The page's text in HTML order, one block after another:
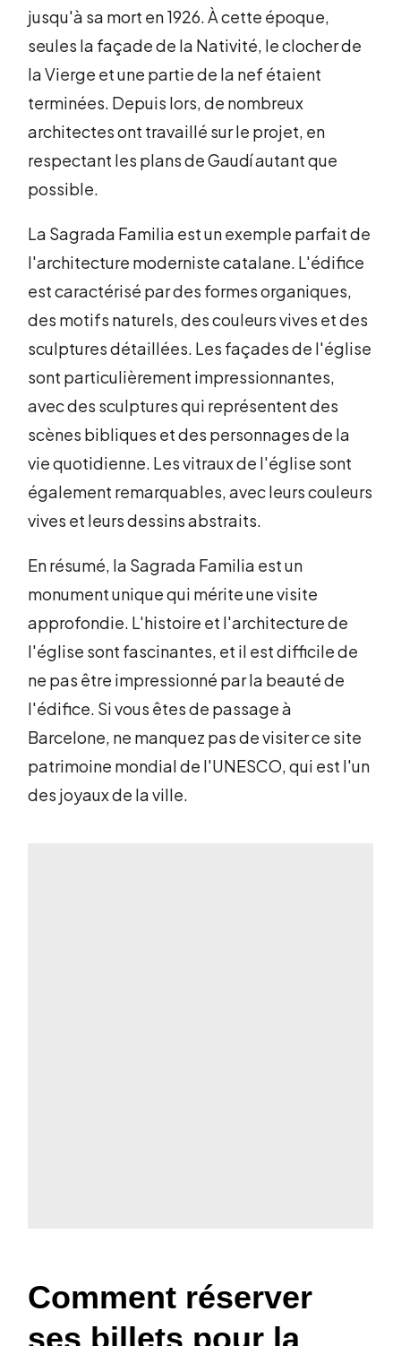
jusqu'à sa mort en 1926. À cette époque,
seules la façade de la Nativité, le clocher de
la Vierge et une partie de la nef étaient
terminées. Depuis lors, de nombreux
architectes ont travaillé sur le projet, en
respectant les plans de Gaudí autant que
possible.
La Sagrada Familia est un exemple parfait de
l'architecture moderniste catalane. L'édifice
est caractérisé par des formes organiques,
des motifs naturels, des couleurs vives et des
sculptures détaillées. Les façades de l'église
sont particulièrement impressionnantes,
avec des sculptures qui représentent des
scènes bibliques et des personnages de la
vie quotidienne. Les vitraux de l'église sont
également remarquables, avec leurs couleurs
vives et leurs dessins abstraits.
En résumé, la Sagrada Familia est un
monument unique qui mérite une visite
approfondie. L'histoire et l'architecture de
l'église sont fascinantes, et il est difficile de
ne pas être impressionné par la beauté de
l'édifice. Si vous êtes de passage à
Barcelone, ne manquez pas de visiter ce site
patrimoine mondial de l'UNESCO, qui est l'un
des joyaux de la ville.
Comment réserver
ses billets pour la